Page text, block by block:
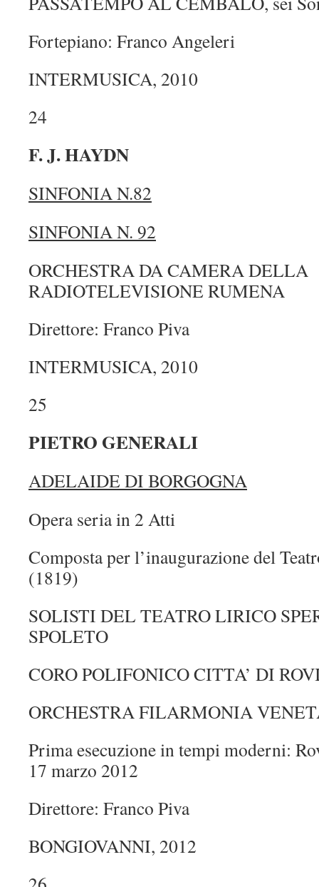
Fortepiano: Franco Angeleri
INTERMUSICA, 2010
24
F. J. HAYDN
SINFONIA N.82
SINFONIA N. 92
ORCHESTRA DA CAMERA DELLA
RADIOTELEVISIONE RUMENA
Direttore: Franco Piva
INTERMUSICA, 2010
25
PIETRO GENERALI
ADELAIDE DI BORGOGNA
Opera seria in 2 Atti
Composta per l’inaugurazione del
(1819)
SOLISTI DEL TEATRO LIRICO
SPOLETO
CORO POLIFONICO CITTA’ DI
ORCHESTRA FILARMONIA
Prima esecuzione in tempi moderni:
17 marzo 2012
Direttore: Franco Piva
BONGIOVANNI, 2012